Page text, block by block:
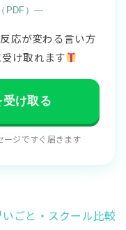
PDF）―
応が変わる言い方
け取れます
け取る
ジですぐ届きます
ごと・スクール比較